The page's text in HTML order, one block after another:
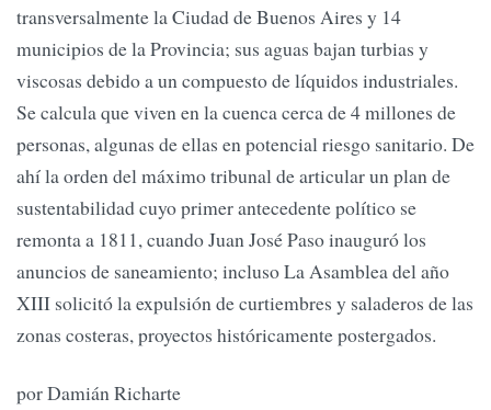
transversalmente la Ciudad de Buenos Aires y 14
municipios de la Provincia; sus aguas bajan turbias y
viscosas debido a un compuesto de líquidos industriales.
Se calcula que viven en la cuenca cerca de 4 millones de
personas, algunas de ellas en potencial riesgo sanitario. De
ahí la orden del máximo tribunal de articular un plan de
sustentabilidad cuyo primer antecedente político se
remonta a 1811, cuando Juan José Paso inauguró los
anuncios de saneamiento; incluso La Asamblea del año
XIII solicitó la expulsión de curtiembres y saladeros de las
zonas costeras, proyectos históricamente postergados.
por Damián Richarte